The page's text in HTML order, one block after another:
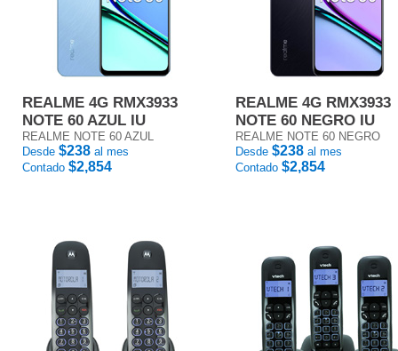
REALME 4G RMX3933
NOTE 60 AZUL IU
REALME NOTE 60 AZUL
Desde $238 al mes
Contado $2,854
REALME 4G RMX3933
NOTE 60 NEGRO IU
REALME NOTE 60 NEGRO
Desde $238 al mes
Contado $2,854